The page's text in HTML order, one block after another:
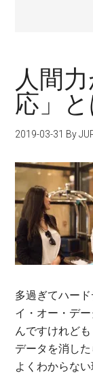
人間
応」と
2019-03-31 By
多過ぎてハー
イ・オー・デ
んですけれど
データを消し
よくわからな